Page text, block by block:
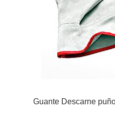
Guante Descarne